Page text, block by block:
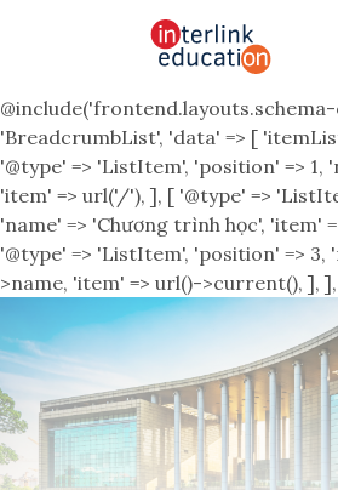
'BreadcrumbList', 'data' => [
'@type' => 'ListItem', 'position' => 1,
'item' => url('/'), ], [ '@type' =>
'name' => 'Chương trình học', 'item'
'@type' => 'ListItem', 'position' => 3,
>name, 'item' => url()->current(), ],